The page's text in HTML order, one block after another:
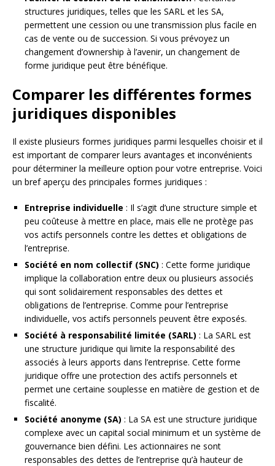
structures juridiques, telles que les SARL et les SA,
permettent une cession ou une transmission plus facile en
cas de vente ou de succession. Si vous prévoyez un
changement d’ownership à l’avenir, un changement de
forme juridique peut être bénéfique.
Comparer les différentes formes
juridiques disponibles
Il existe plusieurs formes juridiques parmi lesquelles choisir et il
est important de comparer leurs avantages et inconvénients
pour déterminer la meilleure option pour votre entreprise. Voici
un bref aperçu des principales formes juridiques :
Entreprise individuelle : Il s’agit d’une structure simple et
peu coûteuse à mettre en place, mais elle ne protège pas
vos actifs personnels contre les dettes et obligations de
l’entreprise.
Société en nom collectif (SNC) : Cette forme juridique
implique la collaboration entre deux ou plusieurs associés
qui sont solidairement responsables des dettes et
obligations de l’entreprise. Comme pour l’entreprise
individuelle, vos actifs personnels peuvent être exposés.
Société à responsabilité limitée (SARL) : La SARL est
une structure juridique qui limite la responsabilité des
associés à leurs apports dans l’entreprise. Cette forme
juridique offre une protection des actifs personnels et
permet une certaine souplesse en matière de gestion et de
fiscalité.
Société anonyme (SA) : La SA est une structure juridique
complexe avec un capital social minimum et un système de
gouvernance bien défini. Les actionnaires ne sont
responsables des dettes de l’entreprise qu’à hauteur de